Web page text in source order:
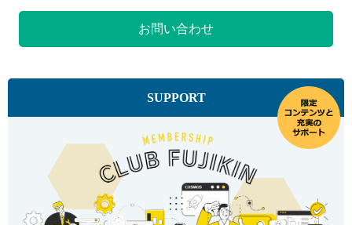
お問い合わせ
SUPPORT